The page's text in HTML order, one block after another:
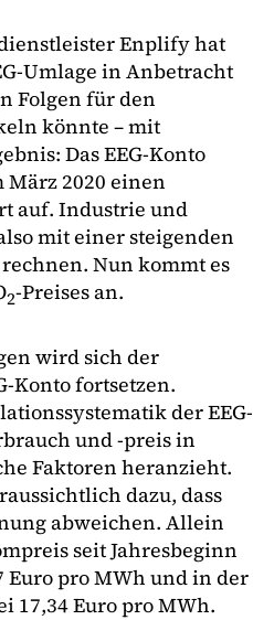
Enplify hat
Umlage in Anbetracht
Folgen für den
könnte – mit
Das EEG-Konto
2020 einen
auf. Industrie und
mit einer steigenden
Nun kommt es
2-Preises an.
wird sich der
Konto fortsetzen.
der EEG-
und -preis in
Faktoren heranzieht.
dazu, dass
abweichen. Allein
seit Jahresbeginn
pro MWh und in der
17,34 Euro pro MWh.